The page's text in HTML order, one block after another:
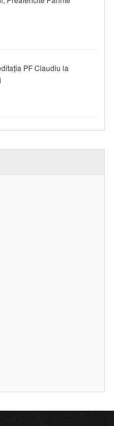
PF Claudiu la